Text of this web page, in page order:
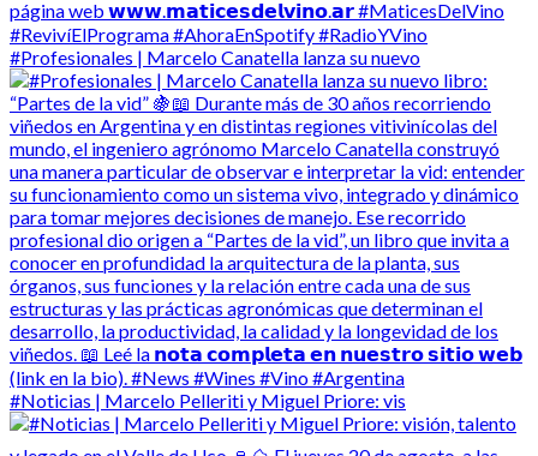
#Profesionales | Marcelo Canatella lanza su nuevo
#Noticias | Marcelo Pelleriti y Miguel Priore: vis